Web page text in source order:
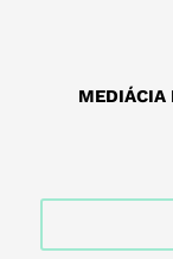
MEDIÁCIA